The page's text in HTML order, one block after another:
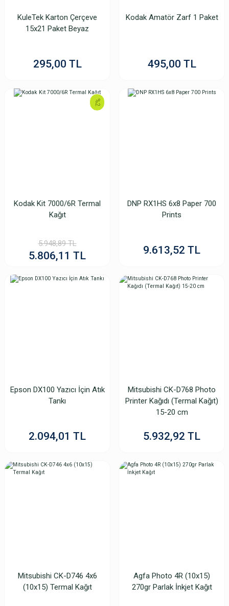
Yeni
Hiti P520/P525 ÇİPSİZ 4X6 (10x15) Termal Kağıt 2 Rulo-1Koli
TÜKENDİ
KuleTek Karton Çerçeve
15x21 Paket Beyaz
295,00 TL
Kodak Amatör Zarf 1 Paket
495,00 TL
%2
Kodak Kit 7000/6R Termal
Kağıt
5.948,89 TL
5.806,11 TL
DNP RX1HS 6x8 Paper 700
Prints
9.613,52 TL
Epson DX100 Yazıcı İçin Atık
Tankı
2.094,01 TL
Mitsubishi CK-D768 Photo
Printer Kağıdı (Termal Kağıt)
15-20 cm
5.932,92 TL
Mitsubishi CK-D746 4x6
(10x15) Termal Kağıt
Agfa Photo 4R (10x15)
270gr Parlak İnkjet Kağıt